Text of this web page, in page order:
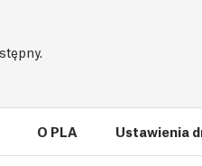
O PLA Ustawienia